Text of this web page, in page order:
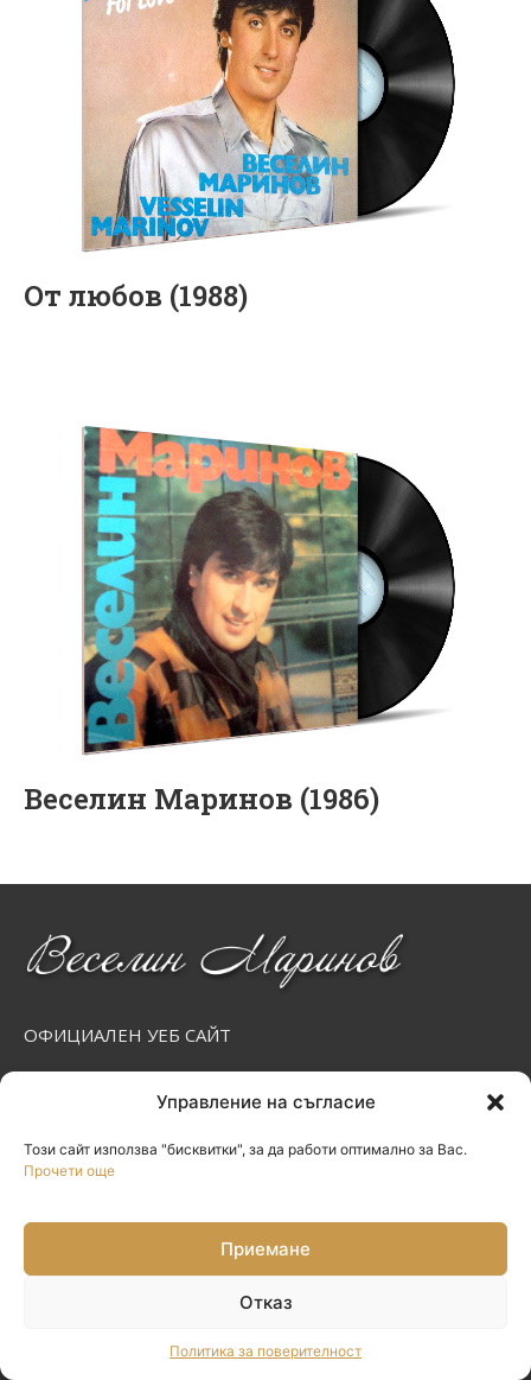
Управление на съгласие
Този сайт използва "бисквитки", за да работи оптимално за Вас.
Прочети още
Приемане
Отказ
Политика за поверителност
От любов (1988)
Веселин Маринов (1986)
ОФИЦИАЛЕН УЕБ САЙТ
Меню